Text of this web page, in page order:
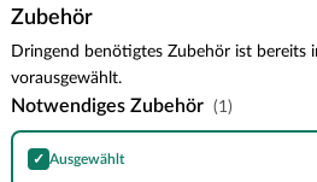
Zubehör
Dringend benötigtes Zubehör ist bereits
vorausgewählt.
Notwendiges Zubehör (1)
✓ Ausgewählt
Bitumen-Rechteckschindeln in Schwarz, 3 m²